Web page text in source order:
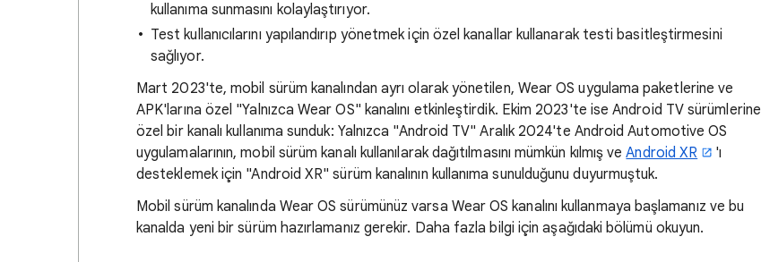
kullanıma sunmasını kolaylaştırıyor.
Test kullanıcılarını yapılandırıp yönetmek için özel kanallar kullanarak testi basitleştirmesini
sağlıyor.
Mart 2023'te, mobil sürüm kanalından ayrı olarak yönetilen, Wear OS uygulama paketlerine ve
APK'larına özel "Yalnızca Wear OS" kanalını etkinleştirdik. Ekim 2023'te ise Android TV sürümlerine
özel bir kanalı kullanıma sunduk: Yalnızca "Android TV" Aralık 2024'te Android Automotive OS
uygulamalarının, mobil sürüm kanalı kullanılarak dağıtılmasını mümkün kılmış veAndroid XR
'ı
desteklemek için "Android XR" sürüm kanalının kullanıma sunulduğunu duyurmuştuk.
Mobil sürüm kanalında Wear OS sürümünüz varsa Wear OS kanalını kullanmaya başlamanız ve bu
kanalda yeni bir sürüm hazırlamanız gerekir. Daha fazla bilgi için aşağıdaki bölümü okuyun.